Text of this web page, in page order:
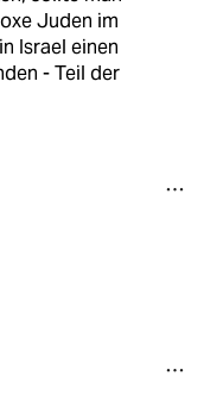
Juden im
Israel einen
- Teil der